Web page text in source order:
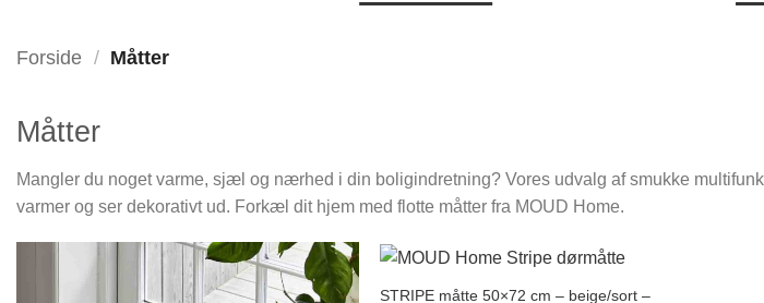
Forside / Måtter
Måtter
Mangler du noget varme, sjæl og nærhed i din boligindretning? Vores udvalg af smukke
varmer og ser dekorativt ud. Forkæl dit hjem med flotte måtter fra MOUD Home.
STRIPE måtte 50×72 cm – beige/sort –